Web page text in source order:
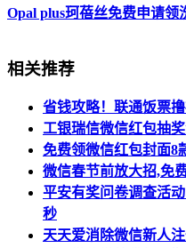
Opal plus珂蓓丝免费申请领
相关推荐
省钱攻略！联通饭票
工银瑞信微信红包抽
免费领微信红包封面8
微信春节前放大招,免
平安有奖问卷调查活
秒
天天爱消除微信新人